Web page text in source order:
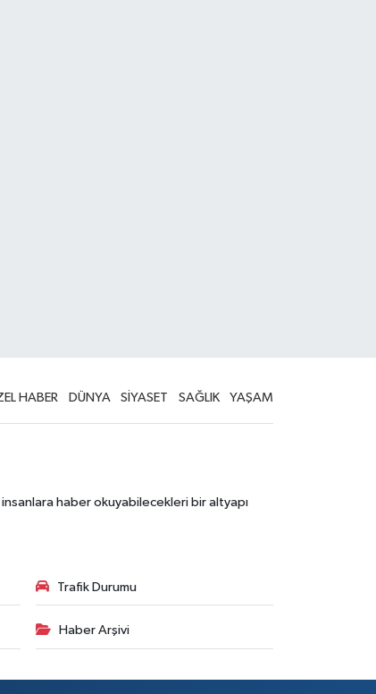
HABER DÜNYA SİYASET SAĞLIK YAŞAM
haber okuyabilecekleri bir altyapı
Trafik Durumu
Haber Arşivi